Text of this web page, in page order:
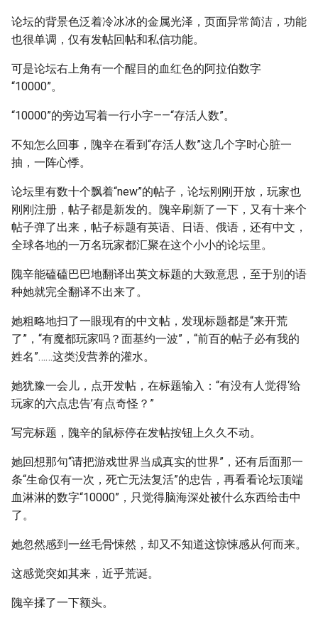
论坛的背景色泛着冷冰冰的金属光泽，页面异常简洁，功能
也很单调，仅有发帖回帖和私信功能。
可是论坛右上角有一个醒目的血红色的阿拉伯数字
“10000”。
“10000”的旁边写着一行小字——“存活人数”。
不知怎么回事，隗辛在看到“存活人数”这几个字时心脏一
抽，一阵心悸。
论坛里有数十个飘着“new”的帖子，论坛刚刚开放，玩家也
刚刚注册，帖子都是新发的。隗辛刷新了一下，又有十来个
帖子弹了出来，帖子标题有英语、日语、俄语，还有中文，
全球各地的一万名玩家都汇聚在这个小小的论坛里。
隗辛能磕磕巴巴地翻译出英文标题的大致意思，至于别的语
种她就完全翻译不出来了。
她粗略地扫了一眼现有的中文帖，发现标题都是“来开荒
了”，“有魔都玩家吗？面基约一波”，“前百的帖子必有我的
姓名”……这类没营养的灌水。
她犹豫一会儿，点开发帖，在标题输入：“有没有人觉得‘给
玩家的六点忠告’有点奇怪？”
写完标题，隗辛的鼠标停在发帖按钮上久久不动。
她回想那句“请把游戏世界当成真实的世界”，还有后面那一
条“生命仅有一次，死亡无法复活”的忠告，再看看论坛顶端
血淋淋的数字“10000”，只觉得脑海深处被什么东西给击中
了。
她忽然感到一丝毛骨悚然，却又不知道这惊悚感从何而来。
这感觉突如其来，近乎荒诞。
隗辛揉了一下额头。